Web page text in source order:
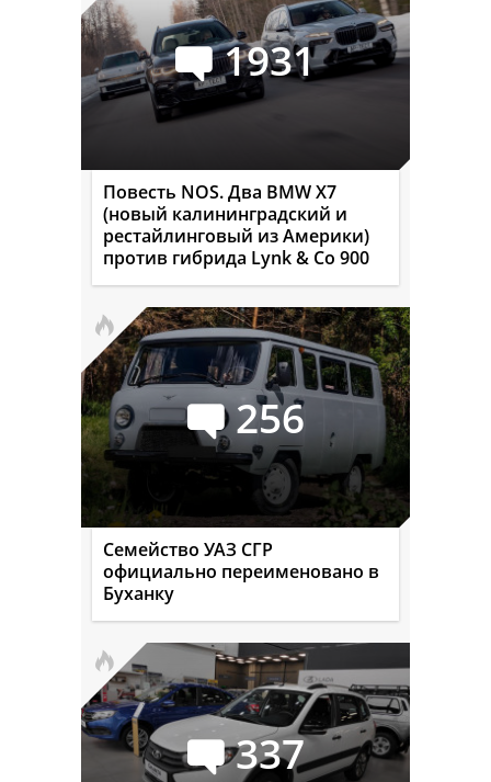
1931
Повесть NOS. Два BMW X7
(новый калининградский и
рестайлинговый из Америки)
против гибрида Lynk & Co 900
256
Семейство УАЗ СГР
официально переименовано в
Буханку
337